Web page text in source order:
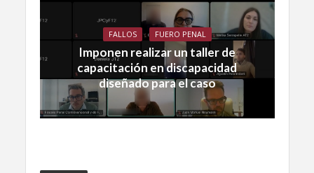
FALLOS FUERO PENAL
Imponen realizar un taller de
capacitación en discapacidad
diseñado para el caso